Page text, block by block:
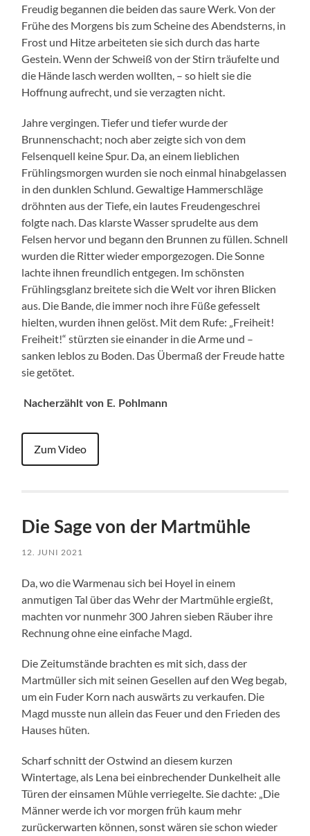
Freudig begannen die beiden das saure Werk. Von der
Frühe des Morgens bis zum Scheine des Abendsterns, in
Frost und Hitze arbeiteten sie sich durch das harte
Gestein. Wenn der Schweiß von der Stirn träufelte und
die Hände lasch werden wollten, – so hielt sie die
Hoffnung aufrecht, und sie verzagten nicht.
Jahre vergingen. Tiefer und tiefer wurde der
Brunnenschacht; noch aber zeigte sich von dem
Felsenquell keine Spur. Da, an einem lieblichen
Frühlingsmorgen wurden sie noch einmal hinabgelassen
in den dunklen Schlund. Gewaltige Hammerschläge
dröhnten aus der Tiefe, ein lautes Freudengeschrei
folgte nach. Das klarste Wasser sprudelte aus dem
Felsen hervor und begann den Brunnen zu füllen. Schnell
wurden die Ritter wieder emporgezogen. Die Sonne
lachte ihnen freundlich entgegen. Im schönsten
Frühlingsglanz breitete sich die Welt vor ihren Blicken
aus. Die Bande, die immer noch ihre Füße gefesselt
hielten, wurden ihnen gelöst. Mit dem Rufe: „Freiheit!
Freiheit!“ stürzten sie einander in die Arme und –
sanken leblos zu Boden. Das Übermaß der Freude hatte
sie getötet.
Nacherzählt von E. Pohlmann
Zum Video
Die Sage von der Martmühle
12. JUNI 2021
Da, wo die Warmenau sich bei Hoyel in einem
anmutigen Tal über das Wehr der Martmühle ergießt,
machten vor nunmehr 300 Jahren sieben Räuber ihre
Rechnung ohne eine einfache Magd.
Die Zeitumstände brachten es mit sich, dass der
Martmüller sich mit seinen Gesellen auf den Weg begab,
um ein Fuder Korn nach auswärts zu verkaufen. Die
Magd musste nun allein das Feuer und den Frieden des
Hauses hüten.
Scharf schnitt der Ostwind an diesem kurzen
Wintertage, als Lena bei einbrechender Dunkelheit alle
Türen der einsamen Mühle verriegelte. Sie dachte: „Die
Männer werde ich vor morgen früh kaum mehr
zurückerwarten können, sonst wären sie schon wieder